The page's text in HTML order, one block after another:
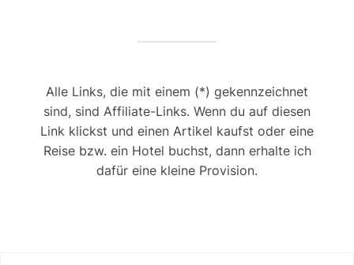
Alle Links, die mit einem (*) gekennzeichnet
sind, sind Affiliate-Links. Wenn du auf diesen
Link klickst und einen Artikel kaufst oder eine
Reise bzw. ein Hotel buchst, dann erhalte ich
dafür eine kleine Provision.